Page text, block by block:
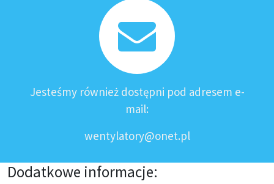
Jesteśmy również dostępni pod adresem e-
mail:
wentylatory@onet.pl
Dodatkowe informacje: